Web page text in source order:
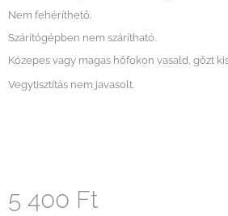
Nem fehéríthető.
Szárítógépben nem szárítható.
Közepes vagy magas hőfokon vasald, gőzt
Vegytisztítás nem javasolt.
5 400 Ft